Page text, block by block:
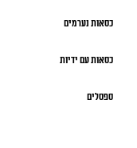
כסאות נערמים
כסאות עם ידיות
ספסלים